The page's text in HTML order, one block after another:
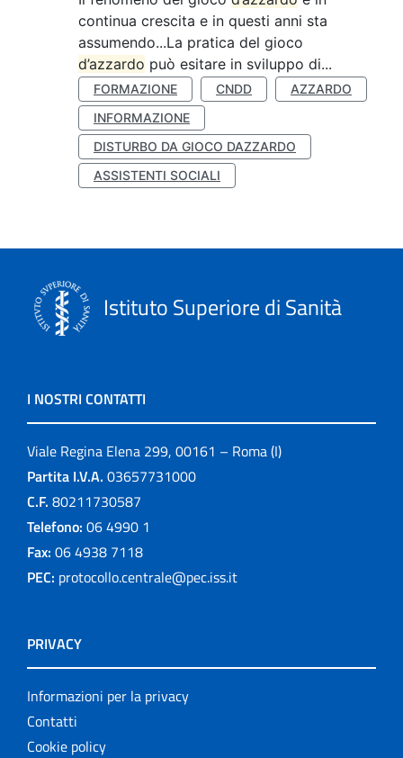
continua crescita e in questi anni sta
assumendo...La pratica del gioco
d’azzardo può esitare in sviluppo di...
FORMAZIONE CNDD
AZZARDO
INFORMAZIONE
DISTURBO DA GIOCO DAZZARDO
ASSISTENTI SOCIALI
Istituto Superiore di Sanità
I NOSTRI CONTATTI
Viale Regina Elena 299, 00161 – Roma (I)
Partita I.V.A. 03657731000
C.F. 80211730587
Telefono: 06 4990 1
Fax: 06 4938 7118
PEC: protocollo.centrale@pec.iss.it
PRIVACY
Informazioni per la privacy
Contatti
Cookie policy